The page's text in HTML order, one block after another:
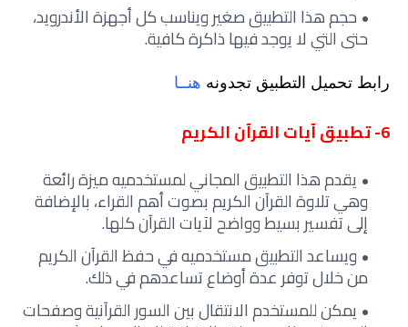
حجم هذا التطبيق صغير ويناسب كل أجهزة الأندرويد،
حتى التي لا يوجد فيها ذاكرة كافية.
رابط تحميل التطبيق تجدونه هنــا
6- تطبيق آيات القرآن الكريم
يقدم هذا التطبيق المجاني لمستخدميه ميزة رائعة
وهي تلاوة القرآن الكريم بصوت أهم القراء، بالإضافة
إلى تفسير بسيط وواضح لآيات القرآن كلها.
ويساعد التطبيق مستخدميه في حفظ القرآن الكريم
من خلال توفر عدة أوضاع تساعدهم في ذلك.
يمكن للمستخدم الانتقال بين السور القرآنية وصفحات